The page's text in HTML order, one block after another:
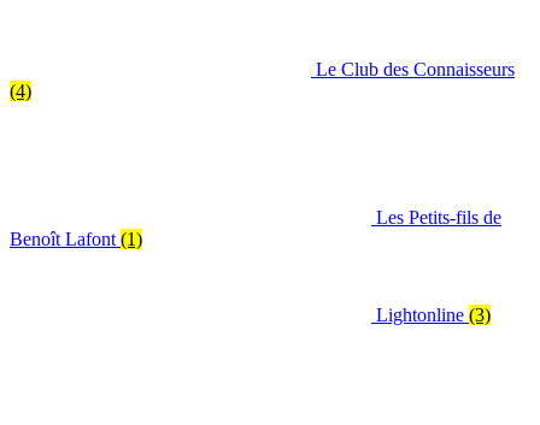
Le Club des Connaisseurs
(4)
Les Petits-fils de
Benoît Lafont (1)
Lightonline (3)